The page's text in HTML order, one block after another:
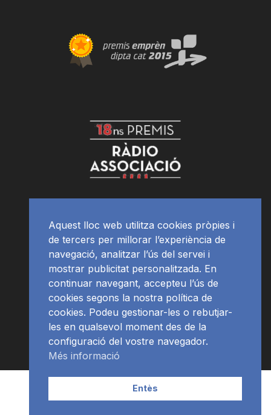
APP Programació
Aquest lloc web utilitza cookies pròpies i
de tercers per millorar l’experiència de
navegació, analitzar l’ús del servei i
mostrar publicitat personalitzada. En
continuar navegant, accepteu l’ús de
cookies segons la nostra política de
cookies. Podeu gestionar-les o rebutjar-
les en qualsevol moment des de la
configuració del vostre navegador.
Més informació
Entès